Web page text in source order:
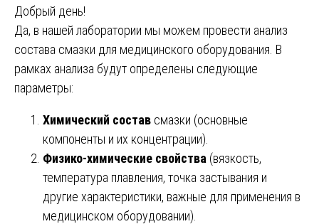
Добрый день!
Да, в нашей лаборатории мы можем провести анализ
состава смазки для медицинского оборудования. В
рамках анализа будут определены следующие
параметры:
Химический состав смазки (основные
компоненты и их концентрации).
Физико-химические свойства (вязкость,
температура плавления, точка застывания и
другие характеристики, важные для применения в
медицинском оборудовании).